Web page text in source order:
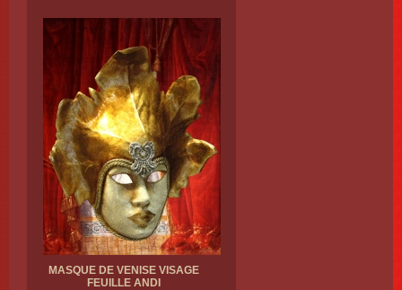
MASQUE DE VENISE VISAGE
FEUILLE ANDI